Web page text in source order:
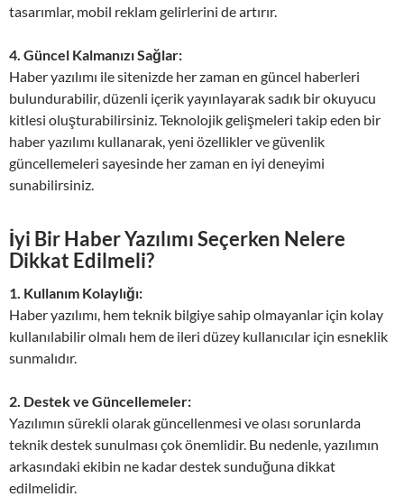
tasarımlar, mobil reklam gelirlerini de artırır.
4. Güncel Kalmanızı Sağlar:
Haber yazılımı ile sitenizde her zaman en güncel haberleri
bulundurabilir, düzenli içerik yayınlayarak sadık bir okuyucu
kitlesi oluşturabilirsiniz. Teknolojik gelişmeleri takip eden bir
haber yazılımı kullanarak, yeni özellikler ve güvenlik
güncellemeleri sayesinde her zaman en iyi deneyimi
sunabilirsiniz.
İyi Bir Haber Yazılımı Seçerken Nelere
Dikkat Edilmeli?
1. Kullanım Kolaylığı:
Haber yazılımı, hem teknik bilgiye sahip olmayanlar için kolay
kullanılabilir olmalı hem de ileri düzey kullanıcılar için esneklik
sunmalıdır.
2. Destek ve Güncellemeler:
Yazılımın sürekli olarak güncellenmesi ve olası sorunlarda
teknik destek sunulması çok önemlidir. Bu nedenle, yazılımın
arkasındaki ekibin ne kadar destek sunduğuna dikkat
edilmelidir.